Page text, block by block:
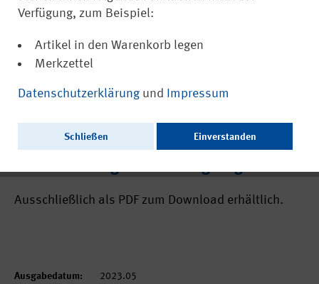
Strukturmechanikern und -
mechanikerinnen bei der Herstellung und
Ausschließlich als PDF zum Download erhältlich.
Ausgabedatum:
2023.05
Verfügung, zum Beispiel:
Artikel in den Warenkorb legen
Merkzettel
Datenschutzerklärung und Impressum
Schließen Einverstanden